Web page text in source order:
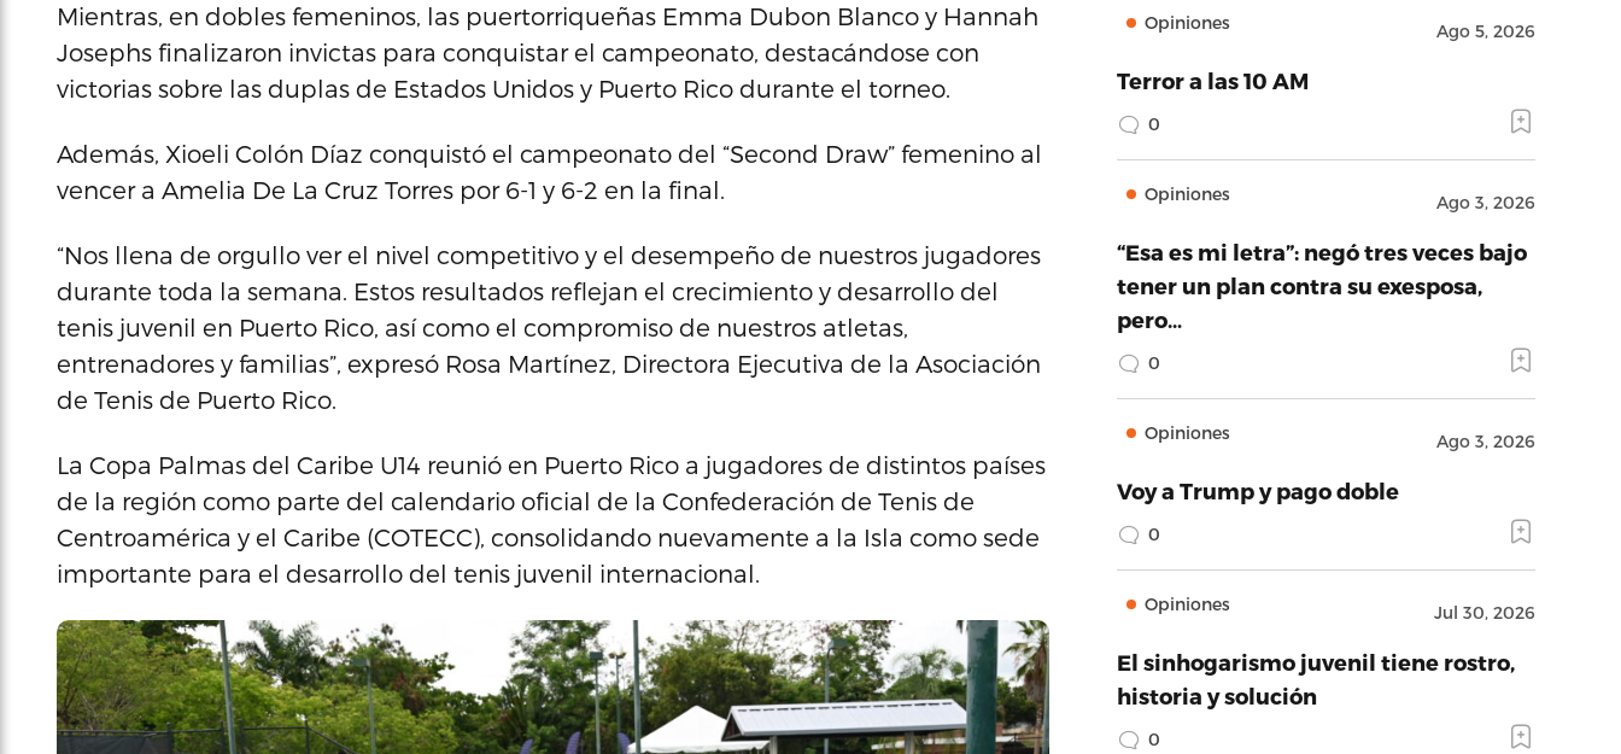
Mientras, en dobles femeninos, las puertorriqueñas Emma Dubon Blanco y Hannah
Josephs finalizaron invictas para conquistar el campeonato, destacándose con
victorias sobre las duplas de Estados Unidos y Puerto Rico durante el torneo.
Además, Xioeli Colón Díaz conquistó el campeonato del “Second Draw” femenino al
vencer a Amelia De La Cruz Torres por 6-1 y 6-2 en la final.
“Nos llena de orgullo ver el nivel competitivo y el desempeño de nuestros jugadores
durante toda la semana. Estos resultados reflejan el crecimiento y desarrollo del
tenis juvenil en Puerto Rico, así como el compromiso de nuestros atletas,
entrenadores y familias”, expresó Rosa Martínez, Directora Ejecutiva de la Asociación
de Tenis de Puerto Rico.
La Copa Palmas del Caribe U14 reunió en Puerto Rico a jugadores de distintos países
de la región como parte del calendario oficial de la Confederación de Tenis de
Centroamérica y el Caribe (COTECC), consolidando nuevamente a la Isla como sede
importante para el desarrollo del tenis juvenil internacional.
Opiniones Ago 5, 2026
Terror a las 10 AM
0
Opiniones Ago 3, 2026
“Esa es mi letra”: negó tres veces bajo
tener un plan contra su exesposa,
pero…
0
Opiniones Ago 3, 2026
Voy a Trump y pago doble
0
Opiniones Jul 30, 2026
El sinhogarismo juvenil tiene rostro,
historia y solución
0